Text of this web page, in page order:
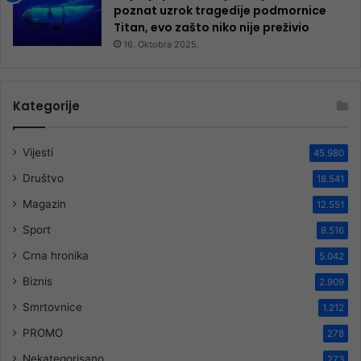
poznat uzrok tragedije podmornice
Titan, evo zašto niko nije preživio
16. Oktobra 2025.
Kategorije
Vijesti 45.980
Društvo 18.541
Magazin 12.551
Sport 8.516
Crna hronika 5.042
Biznis 2.909
Smrtovnice 1.212
PROMO 278
Nekategorisano